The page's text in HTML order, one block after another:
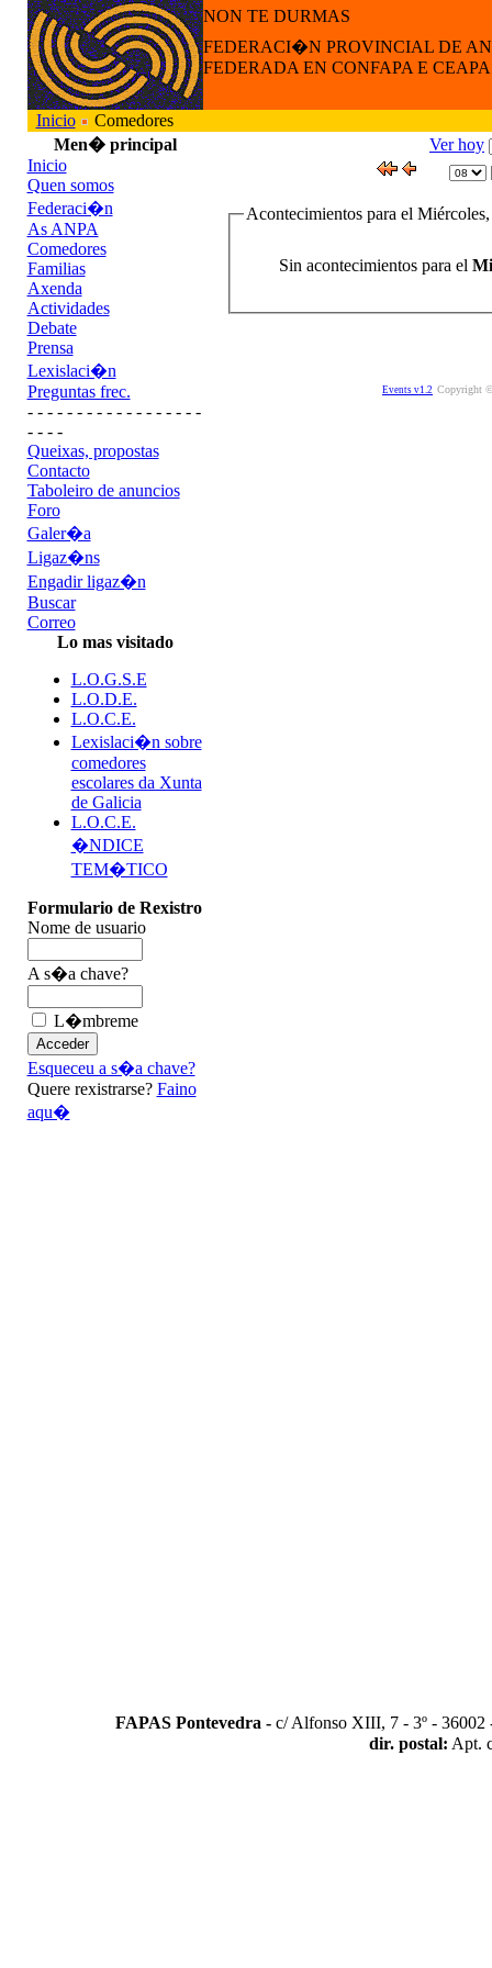
NON TE DURMAS
FEDERACI�N PROVINCIAL DE
FEDERADA EN CONFAPA E CEAPA
Inicio
Comedores
Men� principal
Inicio
Quen somos
Federaci�n
As ANPA
Comedores
Familias
Axenda
Actividades
Debate
Prensa
Lexislaci�n
Preguntas frec.
- - - - - - - - - - - - - - - - - -
- - - -
Queixas, propostas
Contacto
Taboleiro de anuncios
Foro
Galer�a
Ligaz�ns
Engadir ligaz�n
Buscar
Correo
Lo mas visitado
L.O.G.S.E
L.O.D.E.
L.O.C.E.
Lexislaci�n sobre
comedores
escolares da Xunta
de Galicia
L.O.C.E.
�NDICE
TEM�TICO
Formulario de Rexistro
Nome de usuario
A s�a chave?
L�mbreme
Esqueceu a s�a chave?
Quere rexistrarse? Faino
aqu�
Ver hoy
Acontecimientos para el
Sin acontecimientos para el
Events v1.2 Copyright
FAPAS Pontevedra - c/ Alfonso XIII, 7 - 3º -
dir. postal: Apt.